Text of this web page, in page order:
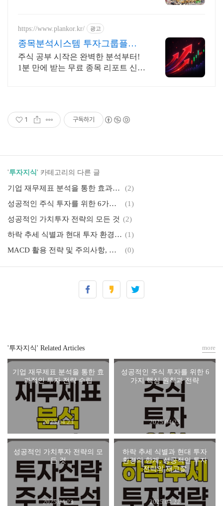
https://www.plankor.kr/ 광고
종목분석시스템 투자그룹플랜
가입즉시 무료리포트 100%
주식 공부 시작은 완벽한 분석부터!
1분 만에 받는 무료 종목 리포트 신청
1 구독하기
'투자지식' 카테고리의 다른 글
기업 재무제표 분석을 통한 효과적인 투자 전략 수립
(2)
성공적인 주식 투자를 위한 6가지 핵심 원칙과 전략
(1)
성공적인 가치투자 전략의 모든 것 (2)
하락 추세 식별과 현대 투자 환경의 한계, 성공적인 투자 전략의 재고찰 (1)
MACD 활용 전략 및 주의사항, 효과적인 투자 신호 포착법
(0)
'투자지식' Related Articles
기업 재무제표 분석을 통한 효
과적인 투자 전략 수립
2025.04.23
성공적인 주식 투자를 위한 6
가지 핵심 원칙과 전략
2025.04.23
성공적인 가치투자 전략의 모
든 것
2025.04.23
하락 추세 식별과 현대 투자
환경의 한계, 성공적인 투자
전략의 재고찰
2025.04.22
more